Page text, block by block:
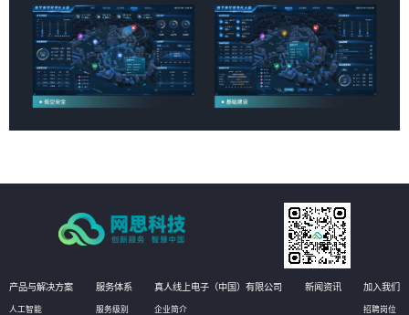
产品与解决方案
人工智能
服务体系
服务级别
真人线上电子（中国）有限公司
企业简介
新闻资讯 加入我们
招聘岗位